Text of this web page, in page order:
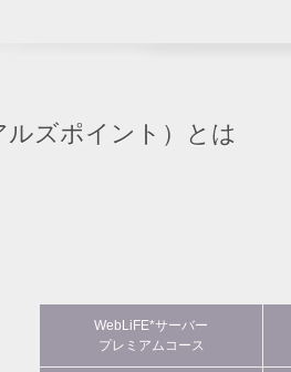
ズポイント）とは
WebLiFE*サーバー
プレミアムコース